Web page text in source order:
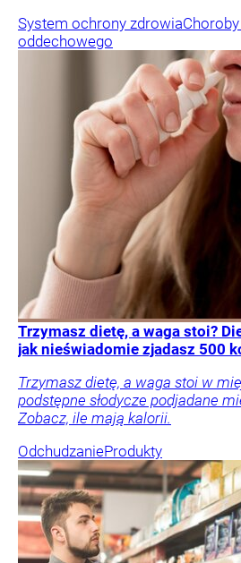
System ochrony zdrowiaChoroby
oddechowego
Trzymasz dietę, a waga stoi?
jak nieświadomie zjadasz 500
Trzymasz dietę, a waga stoi w
podstępne słodycze podjadane
Zobacz, ile mają kalorii.
OdchudzanieProdukty